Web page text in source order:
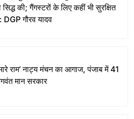
सिद्ध की; गैंगस्टरों के लिए कहीं भी सुरक्षित
DGP गौरव यादव
राम’ नाट्य मंचन का आगाज, पंजाब में 41
मान सरकार